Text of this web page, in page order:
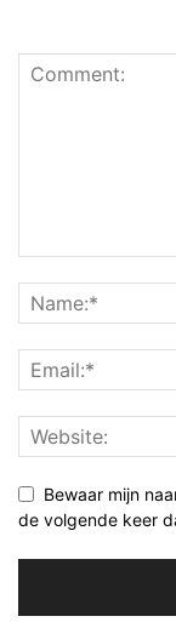
Bewaar mijn
de volgende keer